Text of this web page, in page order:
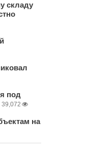
складу
под
39,072
на